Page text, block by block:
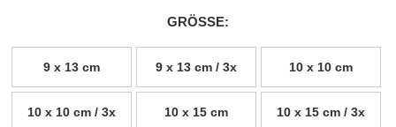
GRÖSSE:
9 x 13 cm 9 x 13 cm / 3x 10 x 10 cm
10 x 10 cm / 3x 10 x 15 cm 10 x 15 cm / 3x